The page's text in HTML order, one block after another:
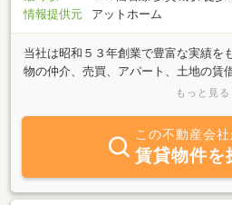
情報提供元
アットホーム
当社は昭和５３年創業で豊富な実績を
物の仲介、売買、アパート、土地の賃
近は建売に力を入れております。豊富
もっと見る
この不動産会
賃貸物件を